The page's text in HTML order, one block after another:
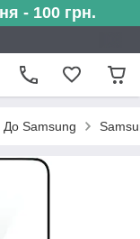
- 100 грн.
До Samsung